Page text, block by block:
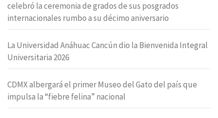
celebró la ceremonia de grados de sus posgrados
internacionales rumbo a su décimo aniversario
La Universidad Anáhuac Cancún dio la Bienvenida Integral
Universitaria 2026
CDMX albergará el primer Museo del Gato del país que
impulsa la “fiebre felina” nacional